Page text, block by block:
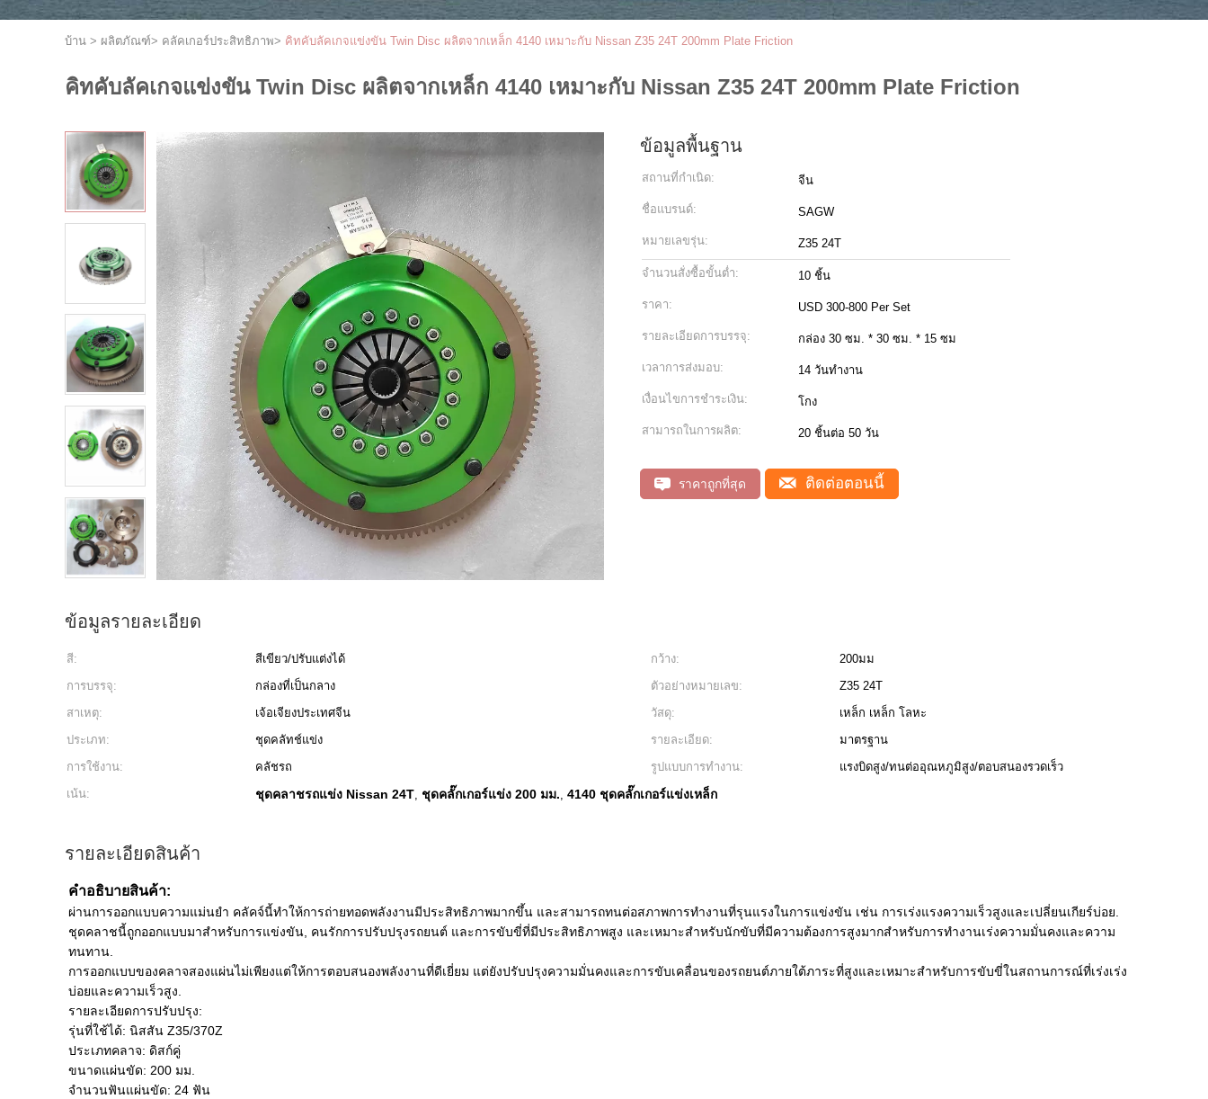
บ้าน > ผลิตภัณฑ์> คลัคเกอร์ประสิทธิภาพ> คิทคับลัคเกจแข่งขัน Twin Disc ผลิตจากเหล็ก 4140 เหมาะกับ Nissan Z35 24T 200mm Plate Friction
คิทคับลัคเกจแข่งขัน Twin Disc ผลิตจากเหล็ก 4140 เหมาะกับ Nissan Z35 24T 200mm Plate Friction
ข้อมูลพื้นฐาน
สถานที่กำเนิด: จีน
ชื่อแบรนด์: SAGW
หมายเลขรุ่น: Z35 24T
จำนวนสั่งซื้อขั้นต่ำ: 10 ชิ้น
ราคา: USD 300-800 Per Set
รายละเอียดการบรรจุ: กล่อง 30 ซม. * 30 ซม. * 15 ซม
เวลาการส่งมอบ: 14 วันทำงาน
เงื่อนไขการชำระเงิน: โกง
สามารถในการผลิต: 20 ชิ้นต่อ 50 วัน
ราคาถูกที่สุด ติดต่อตอนนี้
ข้อมูลรายละเอียด
สี: สีเขียว/ปรับแต่งได้ กว้าง:
200มม
การบรรจุ:
กล่องที่เป็นกลาง ตัวอย่างหมายเลข:
Z35 24T
สาเหตุ:
เจ้อเจียงประเทศจีน วัสดุ:
เหล็ก เหล็ก โลหะ
ประเภท:
ชุดคลัทช์แข่ง รายละเอียด:
มาตรฐาน
การใช้งาน:
คลัชรถ รูปแบบการทำงาน:
แรงบิดสูง/ทนต่ออุณหภูมิสูง/ตอบสนองรวดเร็ว
เน้น:
ชุดคลาชรถแข่ง Nissan 24T, ชุดคลั๊กเกอร์แข่ง 200 มม., 4140 ชุดคลั๊กเกอร์แข่งเหล็ก
รายละเอียดสินค้า
คําอธิบายสินค้า:
ผ่านการออกแบบความแม่นยํา คลัคจ์นี้ทําให้การถ่ายทอดพลังงานมีประสิทธิภาพมากขึ้น และสามารถทนต่อสภาพการทํางานที่รุนแรงในการแข่งขัน เช่น การเร่งแรงความเร็วสูงและเปลี่ยนเกียร์บ่อย.
ชุดคลาชนี้ถูกออกแบบมาสําหรับการแข่งขัน, คนรักการปรับปรุงรถยนต์ และการขับขี่ที่มีประสิทธิภาพสูง และเหมาะสําหรับนักขับที่มีความต้องการสูงมากสําหรับการทํางานเร่งความมั่นคงและความ
ทนทาน.
การออกแบบของคลาจสองแผ่นไม่เพียงแต่ให้การตอบสนองพลังงานที่ดีเยี่ยม แต่ยังปรับปรุงความมั่นคงและการขับเคลื่อนของรถยนต์ภายใต้ภาระที่สูงและเหมาะสําหรับการขับขี่ในสถานการณ์ที่เร่งเร่ง
บ่อยและความเร็วสูง.
รายละเอียดการปรับปรุง:
รุ่นที่ใช้ได้: นิสสัน Z35/370Z
ประเภทคลาจ: ดิสก์คู่
ขนาดแผ่นขัด: 200 มม.
จํานวนฟันแผ่นขัด: 24 ฟัน